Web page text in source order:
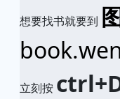
想要找书就要到
立刻按